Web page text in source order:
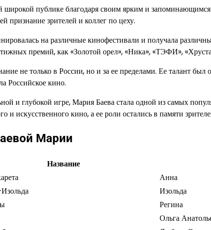
широкой публике благодаря своим ярким и
признание зрителей и коллег по цеху.
на различные кинофестивали и получала
премий, как «Золотой орел», «Ника», «ТЭФИ»,
не только в России, но и за ее пределами. Ее талант
Российское кино.
и глубокой игре, Мария Баева стала одной из самых
и искусственного кино, а ее роли остались в памяти
Марии
Название
Анна
Изольда
Регина
Ольга